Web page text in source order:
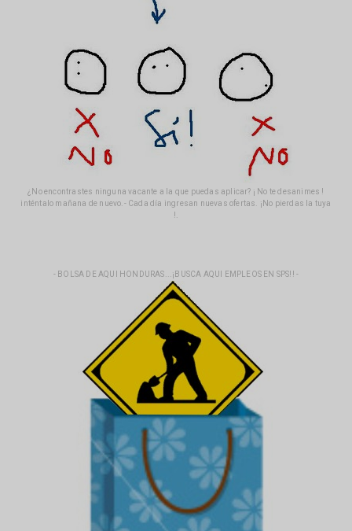
¿No encontrastes ninguna vacante a la que puedas aplicar? ¡ No te desanimes !
inténtalo mañana de nuevo.- Cada día ingresan nuevas ofertas. ¡No pierdas la tuya
!.
- BOLSA DE AQUI HONDURAS...¡BUSCA AQUI EMPLEOS EN SPS!! -